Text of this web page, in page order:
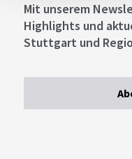
Mit unserem
Highlights und
Stuttgart und